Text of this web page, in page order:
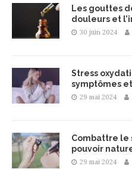
Les gouttes
douleurs et
30 juin 2024
Stress
symptômes
29 mai 2024
Combattre le
pouvoir
29 mai 2024